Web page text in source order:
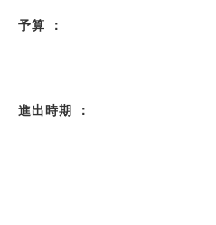
予算 ：
進出時期 ：